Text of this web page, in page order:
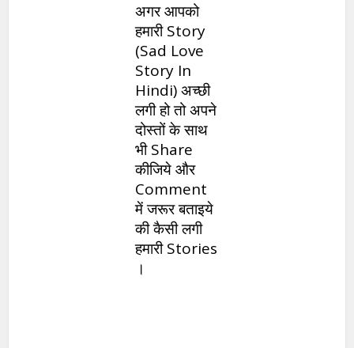
अगर आपको
हमारी Story
(Sad Love
Story In
Hindi) अच्छी
लगी हो तो अपने
दोस्तों के साथ
भी Share
कीजिये और
Comment
में जरूर बताइये
की कैसी लगी
हमारी Stories
।